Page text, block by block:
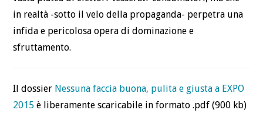
in realtà -sotto il velo della propaganda- perpetra una
infida e pericolosa opera di dominazione e
sfruttamento.
Il dossier Nessuna faccia buona, pulita e giusta a EXPO
2015 è liberamente scaricabile in formato .pdf (900 kb)